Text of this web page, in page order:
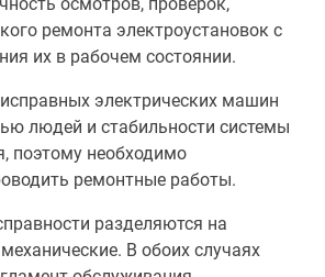
ремонта электроустановок с
их в рабочем состоянии.
электрических машин
людей и стабильности системы
поэтому необходимо
ремонтные работы.
разделяются на
В обоих случаях